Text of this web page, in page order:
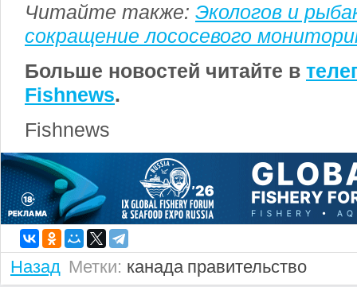
Читайте также: Экологов и
сокращение лососевого
Больше новостей читайте в
Fishnews.
Fishnews
Назад Метки: канада правительство